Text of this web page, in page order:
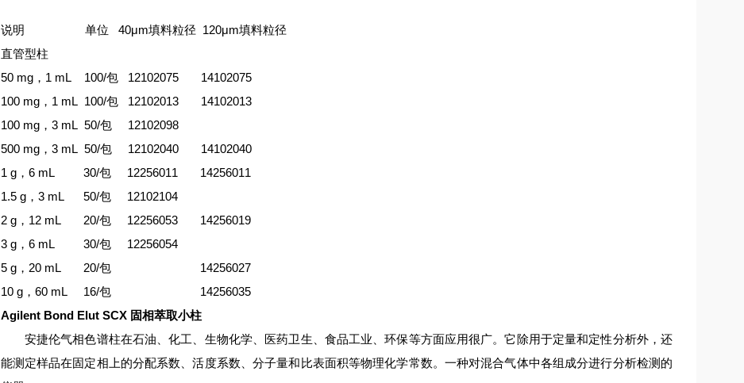
说明 单位 40μm填料粒径 120μm填料粒径
直管型柱
50 mg，1 mL 100/包 12102075 14102075
100 mg，1 mL 100/包 12102013 14102013
100 mg，3 mL 50/包 12102098
500 mg，3 mL 50/包 12102040 14102040
1 g，6 mL 30/包 12256011 14256011
1.5 g，3 mL 50/包 12102104
2 g，12 mL 20/包 12256053 14256019
3 g，6 mL 30/包 12256054
5 g，20 mL 20/包 14256027
10 g，60 mL 16/包 14256035
Agilent Bond Elut SCX 固相萃取小柱
安捷伦气相色谱柱在石油、化工、生物化学、医药卫生、食品工业、环保等方面应用很广。它除用于定量和定性分析外，还
能测定样品在固定相上的分配系数、活度系数、分子量和比表面积等物理化学常数。一种对混合气体中各组成分进行分析检测的